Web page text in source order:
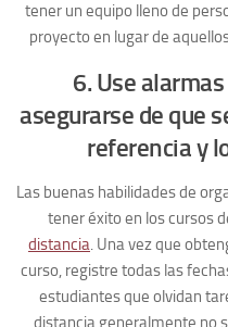
tener un equipo lleno de
proyecto en lugar de
6. Use
asegurarse de que
referencia y
Las buenas habilidades de
tener éxito en los cursos
distancia. Una vez que
curso, registre todas las
estudiantes que olvidan
distancia generalmente no